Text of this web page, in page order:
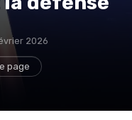
2026
page